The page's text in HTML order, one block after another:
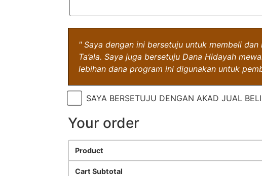
" Saya dengan ini bersetuju untuk membeli
Ta’ala. Saya juga bersetuju Dana Hidayah
lebihan dana program ini digunakan untuk
SAYA BERSETUJU DENGAN AKAD JUAL BELI
Your order
Product
Cart Subtotal